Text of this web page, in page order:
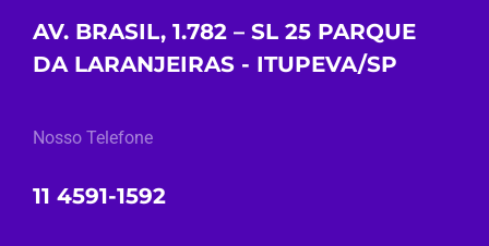
AV. BRASIL, 1.782 – SL 25 PARQUE
DA LARANJEIRAS - ITUPEVA/SP
Nosso Telefone
11 4591-1592